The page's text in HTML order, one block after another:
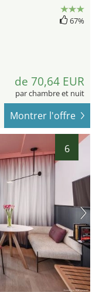
67%
de 70,64 EUR
par chambre et nuit
Montrer l'offre
6